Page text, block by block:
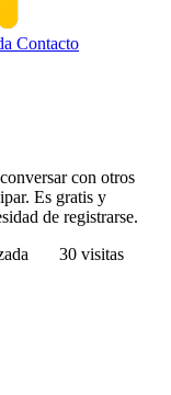
Contacto
con otros
Es gratis y
de registrarse.
30 visitas